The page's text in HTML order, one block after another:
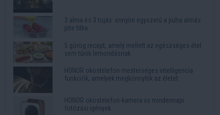
3 alma és 3 tojás: ennyire egyszerű a puha almás
pite titka
5 görög recept, amely mellett az egészséges étel
sem tűnik lemondásnak
HONOR okostelefon mesterséges intelligencia
funkciók, amelyek megkönnyítik az életet
HONOR okostelefon-kamera vs mindennapi
fotózási igények